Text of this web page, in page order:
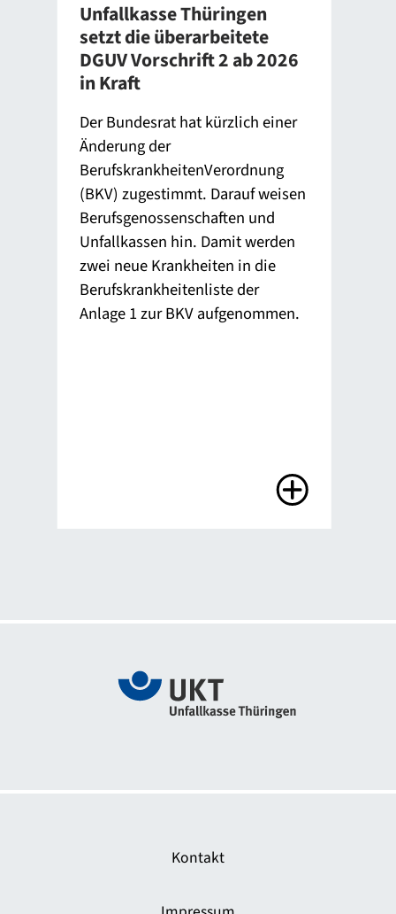
Unfallkasse Thüringen
setzt die überarbeitete
DGUV Vorschrift 2 ab 2026
in Kraft
Der Bundesrat hat kürzlich einer
Änderung der
BerufskrankheitenVerordnung
(BKV) zugestimmt. Darauf weisen
Berufsgenossenschaften und
Unfallkassen hin. Damit werden
zwei neue Krankheiten in die
Berufskrankheitenliste der
Anlage 1 zur BKV aufgenommen.
Kontakt